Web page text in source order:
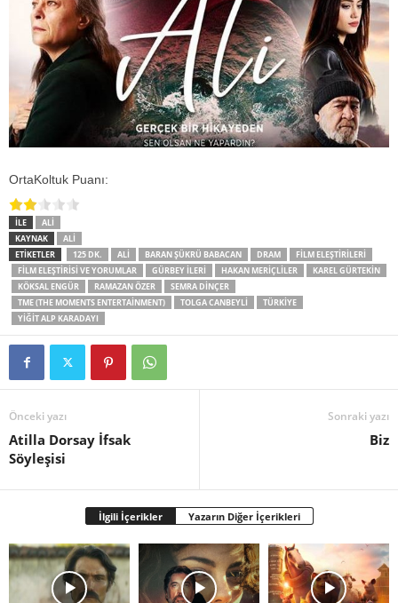
OrtaKoltuk Puanı:
İLE
ALI
KAYNAK
ALI
ETİKETLER
125 DK. ALI BARAN ŞÜKRÜ BABACAN DRAM
FILM ELEŞTIRILERI
FILM ELEŞTIRISI VE YORUMLAR
GÜRBEY İLERI HAKAN MERIÇLILER
KAREL GÜRTEKIN
KÖKSAL ENGÜR
RAMAZAN ÖZER
SEMRA DINÇER
TME (THE MOMENTS ENTERTAINMENT)
TOLGA CANBEYLI
TÜRKİYE
YIĞIT ALP KARADAYI
Önceki yazı
Atilla Dorsay İfsak
Söyleşisi
Sonraki yazı
Biz
İlgili İçerikler Yazarın Diğer İçerikleri